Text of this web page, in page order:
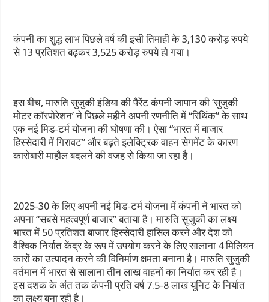
कंपनी का शुद्ध लाभ पिछले वर्ष की इसी तिमाही के 3,130 करोड़ रुपये
से 13 प्रतिशत बढ़कर 3,525 करोड़ रुपये हो गया।
इस बीच, मारुति सुजुकी इंडिया की पैरेंट कंपनी जापान की ‘सुजुकी
मोटर कॉरपोरेशन’ ने पिछले महीने अपनी रणनीति में “रिथिंक” के साथ
एक नई मिड-टर्म योजना की घोषणा की। ऐसा “भारत में बाजार
हिस्सेदारी में गिरावट” और बढ़ते इलेक्ट्रिक वाहन सेगमेंट के कारण
कारोबारी माहौल बदलने की वजह से किया जा रहा है।
2025-30 के लिए अपनी नई मिड-टर्म योजना में कंपनी ने भारत को
अपना “सबसे महत्वपूर्ण बाजार” बताया है। मारुति सुजुकी का लक्ष्य
भारत में 50 प्रतिशत बाजार हिस्सेदारी हासिल करने और देश को
वैश्विक निर्यात केंद्र के रूप में उपयोग करने के लिए सालाना 4 मिलियन
कारों का उत्पादन करने की विनिर्माण क्षमता बनाना है। मारुति सुजुकी
वर्तमान में भारत से सालाना तीन लाख वाहनों का निर्यात कर रही है।
इस दशक के अंत तक कंपनी प्रति वर्ष 7.5-8 लाख यूनिट के निर्यात
का लक्ष्य बना रही है।